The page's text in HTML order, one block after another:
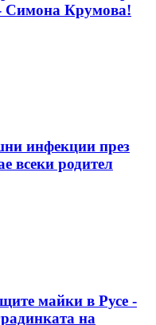
Симона Крумова!
инфекции през
всеки родител
майки в Русе -
на